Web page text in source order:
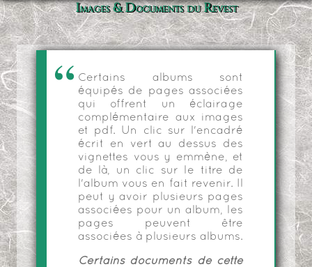
Images & Documents du Revest
Certains albums sont
équipés de pages associées
qui offrent un éclairage
complémentaire aux images
et pdf. Un clic sur l'encadré
écrit en vert au dessus des
vignettes vous y emmène, et
de là, un clic sur le titre de
l'album vous en fait revenir. Il
peut y avoir plusieurs pages
associées pour un album, les
pages peuvent être
associées à plusieurs albums.
Certains documents de cette